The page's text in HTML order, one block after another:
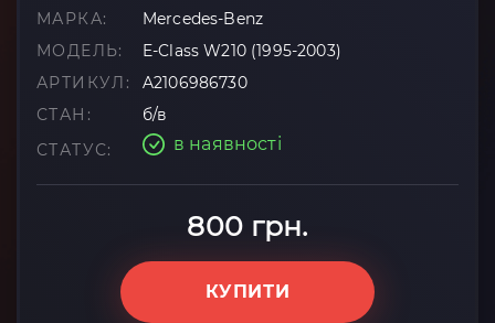
МАРКА:
Mercedes-Benz
МОДЕЛЬ:
E-Class W210 (1995-2003)
АРТИКУЛ:
A2106986730
СТАН:
б/в
СТАТУС:
в наявності
800 грн.
КУПИТИ